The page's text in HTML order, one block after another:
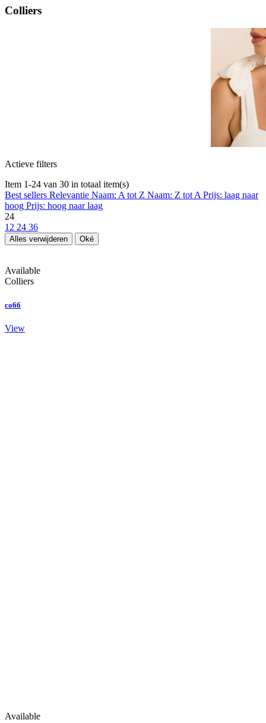
Colliers
Actieve filters
Item 1-24 van 30 in totaal item(s)
Best sellers Relevantie Naam: A tot Z Naam: Z tot APrijs: laag naar
hoog Prijs: hoog naar laag
24
12 24 36
Alles verwijderen Oké
Available
Colliers
co66
View
Available